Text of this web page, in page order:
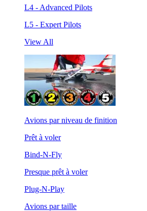
L4 - Advanced Pilots
L5 - Expert Pilots
View All
Avions par niveau de finition
Prêt à voler
Bind-N-Fly
Presque prêt à voler
Plug-N-Play
Avions par taille